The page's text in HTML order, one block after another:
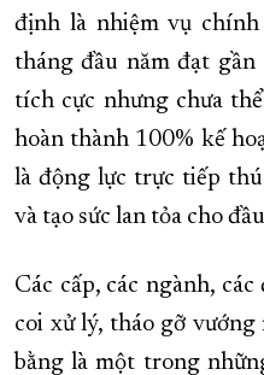
định là nhiệm vụ
tháng đầu năm đạt
tích cực nhưng chưa
hoàn thành 100% kế
là động lực trực tiếp
và tạo sức lan tỏa cho
Các cấp, các ngành,
coi xử lý, tháo gỡ
bằng là một trong